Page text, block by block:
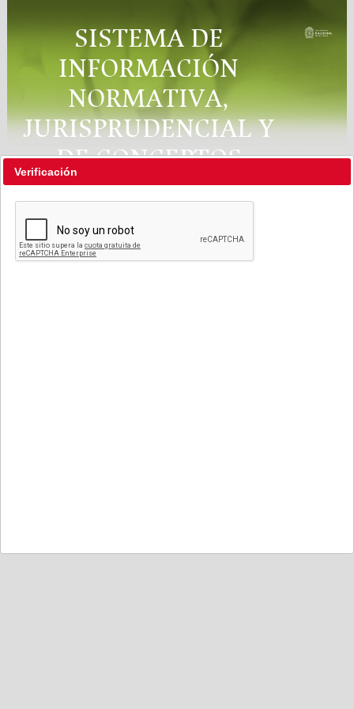
SISTEMA DE
INFORMACIÓN
NORMATIVA,
JURISPRUDENCIAL Y
DE CONCEPTOS
"RÉGIMEN LEGAL"
Verificación